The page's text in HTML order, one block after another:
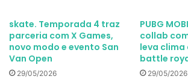
skate. Temporada 4 traz
parceria com X Games,
novo modo e evento San
Van Open
29/05/2026
PUBG
collab com
leva clima
battle
29/05/2026